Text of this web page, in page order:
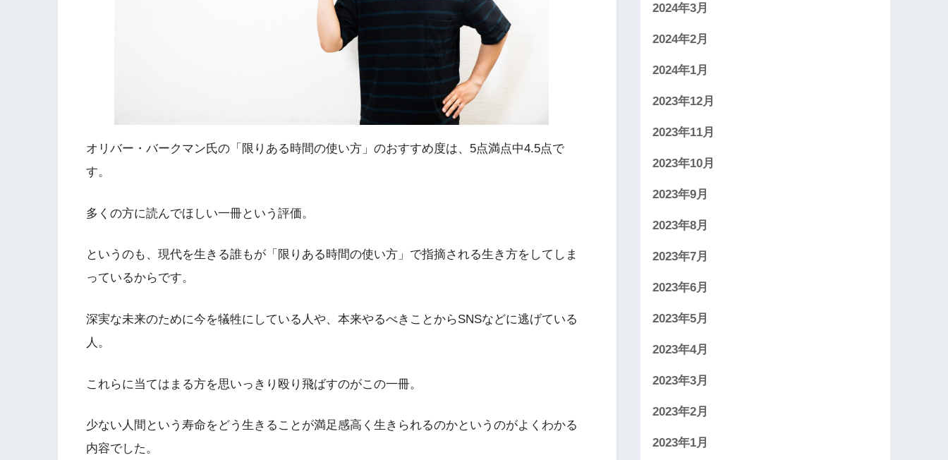
オリバー・バークマン氏の「限りある時間の使い方」のおすすめ度は、 5点満点中4.5点で
す。
多くの方に読んでほしい一冊という評価。
というのも、現代を生きる誰もが「限りある時間の使い方」で指摘される生き方をしてしま
っているからです。
深実な未来のために今を犠牲にしている人や、本来やるべきことからSNSなどに逃げている
人。
これらに当てはまる方を思いっきり殴り飛ばすのがこの一冊。
少ない人間という寿命をどう生きることが満足感高く生きられるのかというのがよくわかる
内容でした。
2024年3月
2024年2月
2024年1月
2023年12月
2023年11月
2023年10月
2023年9月
2023年8月
2023年7月
2023年6月
2023年5月
2023年4月
2023年3月
2023年2月
2023年1月